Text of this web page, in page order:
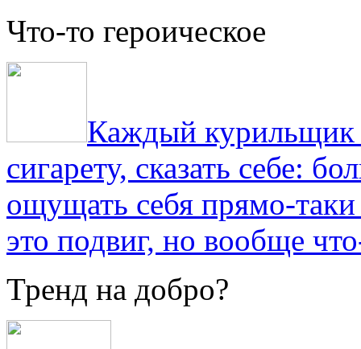
Что-то героическое
Каждый курильщик
сигарету, сказать себе:
ощущать себя прямо-
это подвиг, но вообще
Тренд на добро?